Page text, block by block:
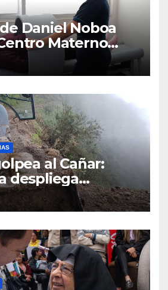
Daniel Noboa
Materno
en
nuevos equipos
al Cañar:
despliega
en toda la
mantener las